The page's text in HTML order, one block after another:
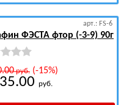
арт.: FS-6
ФЭСТА фтор (-3-9) 90г
руб.(-15%)
руб.